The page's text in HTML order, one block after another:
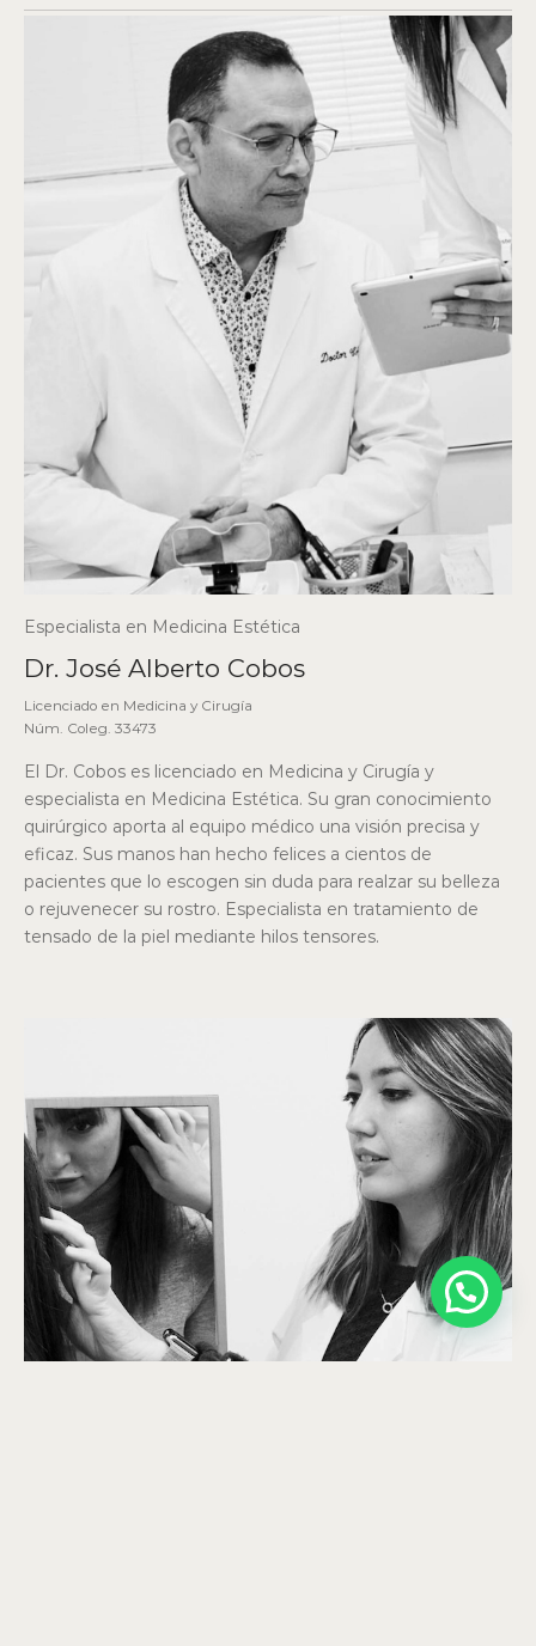
Especialista en Medicina Estética
Dr. José Alberto Cobos
Licenciado en Medicina y Cirugía
Núm. Coleg. 33473
El Dr. Cobos es licenciado en Medicina y Cirugía y
especialista en Medicina Estética. Su gran conocimiento
quirúrgico aporta al equipo médico una visión precisa y
eficaz. Sus manos han hecho felices a cientos de
pacientes que lo escogen sin duda para realzar su belleza
o rejuvenecer su rostro. Especialista en tratamiento de
tensado de la piel mediante hilos tensores.